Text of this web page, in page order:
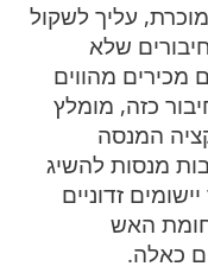
עליך לשקול
שלא
מהווים
כזה, מומלץ
המנסה
מנסות להשיג
זדוניים
האש
כאלה.